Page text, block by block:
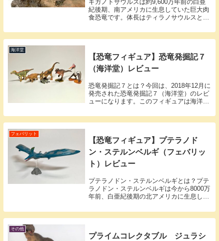
ギガノトサウルスは約9,600万年前の白亜
紀後期、南アメリカに生息していた巨大肉
食恐竜です。体長はティラノサウルスと同
れています。１９９３年にはじめて化石が
発掘され、ティラノサウルスよりも大きな
海洋堂
【恐竜フィギュア】恐竜発掘記７
（海洋堂）レビュー
恐竜発掘記７とは？今回は、2018年12月に
発売された恐竜発掘記７（海洋堂）のレビ
ューになります。このフィギュアは海洋堂
去に海洋堂の別シリーズで製作されたフィ
ギュアの焼き回しになっているものもある
フェバリット
【恐竜フィギュア】プテラノド
ン・ステルンベルギ（フェバリッ
ト）レビュー
プテラノドン・ステルンベルギとは？プテ
ラノドン・ステルンベルギは今から8000万
年前、白亜紀後期の北アメリカに生息して
プス種とステルンベルギ種の２種類がいま
したが、それぞれ後頭部のトサカの形が違
その他
プライムコレクタブル ジュラシ